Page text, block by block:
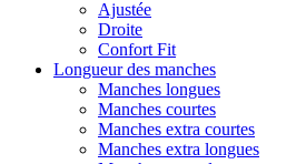
Ajustée
Droite
Confort Fit
Longueur des manches
Manches longues
Manches courtes
Manches extra courtes
Manches extra longues